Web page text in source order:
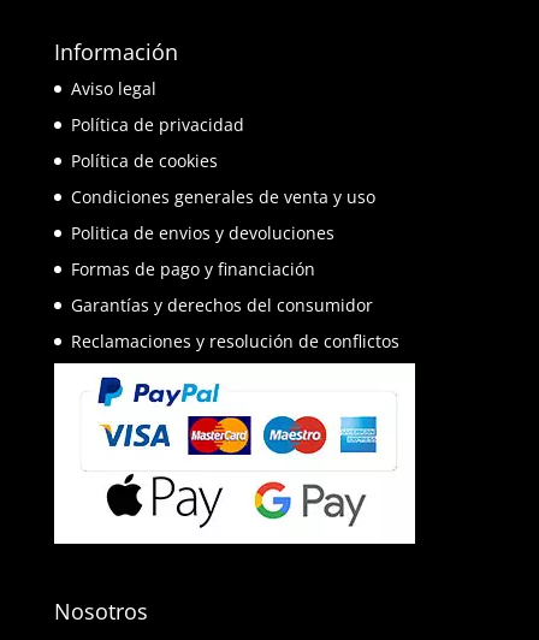
Información
Aviso legal
Política de privacidad
Política de cookies
Condiciones generales de venta y uso
Politica de envios y devoluciones
Formas de pago y financiación
Garantías y derechos del consumidor
Reclamaciones y resolución de conflictos
Nosotros